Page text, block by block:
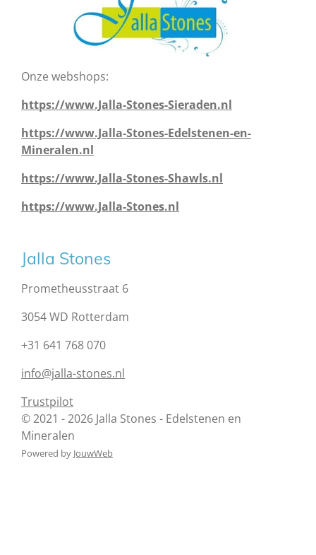
Onze webshops:
https://www.Jalla-Stones-Sieraden.nl
https://www.Jalla-Stones-Edelstenen-en-
Mineralen.nl
https://www.Jalla-Stones-Shawls.nl
https://www.Jalla-Stones.nl
Jalla Stones
Prometheusstraat 6
3054 WD Rotterdam
+31 641 768 070
info@jalla-stones.nl
Trustpilot
© 2021 - 2026 Jalla Stones - Edelstenen en
Mineralen
Powered by JouwWeb